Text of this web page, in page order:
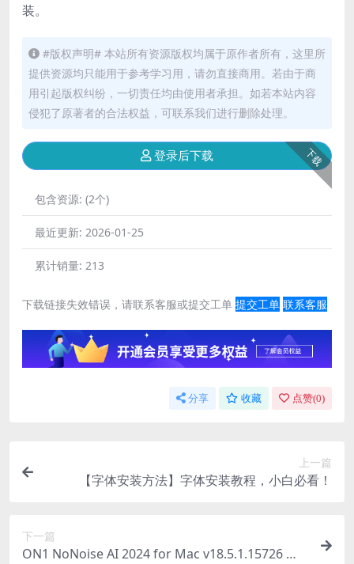
装。
#版权声明# 本站所有资源版权均属于原作者所有，这里所
提供资源均只能用于参考学习用，请勿直接商用。若由于商
用引起版权纠纷，一切责任均由使用者承担。如若本站内容
侵犯了原著者的合法权益，可联系我们进行删除处理。
下载
登录后下载
包含资源: (2个)
最近更新: 2026-01-25
累计销量: 213
下载链接失效错误，请联系客服或提交工单 提交工单 联系客服
分享 收藏 点赞(0)
上一篇
【字体安装方法】字体安装教程，小白必看！
下一篇
ON1 NoNoise AI 2024 for Mac v18.5.1.15726 中